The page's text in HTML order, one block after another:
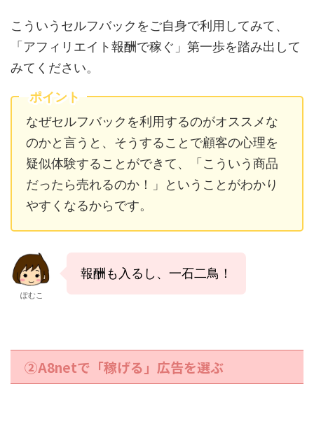
こういうセルフバックをご自身で利用してみて、
「アフィリエイト報酬で稼ぐ」第一歩を踏み出して
みてください。
ポイント
なぜセルフバックを利用するのがオススメな
のかと言うと、そうすることで顧客の心理を
疑似体験することができて、「こういう商品
だったら売れるのか！」ということがわかり
やすくなるからです。
ぽむこ
報酬も入るし、一石二鳥！
②A8netで「稼げる」広告を選ぶ